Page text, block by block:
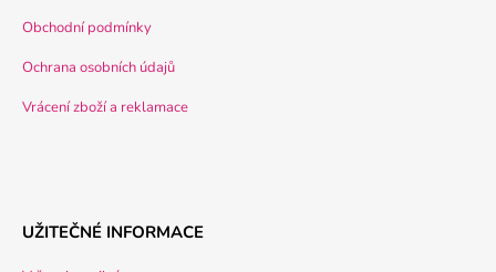
Obchodní podmínky
Ochrana osobních údajů
Vrácení zboží a reklamace
UŽITEČNÉ INFORMACE